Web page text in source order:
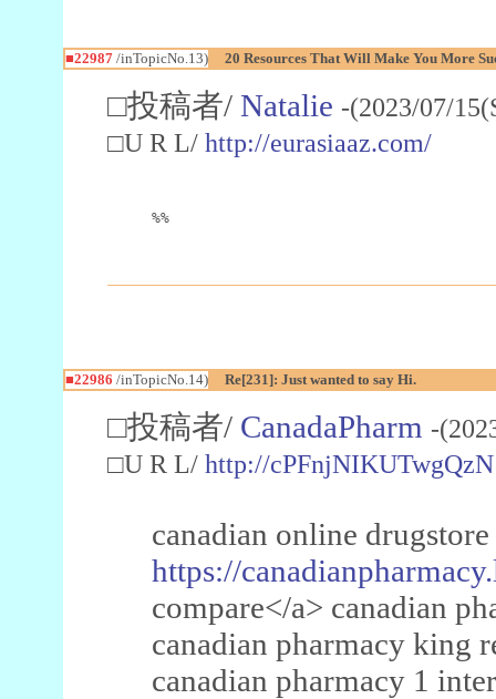
■22987/inTopicNo.13) 20 Resources That Will Make You More
□投稿者/ Natalie -(2023/07/
□U R L/ http://eurasiaaz.com/
%%
■22986 /inTopicNo.14) Re[231]: Just wanted to say Hi.
□投稿者/ CanadaPharm -
□U R L/ http://cPFnjNIKUTwgQzN
canadian online
https://
compare</a> canadian
canadian pharmacy king
canadian pharmacy 1